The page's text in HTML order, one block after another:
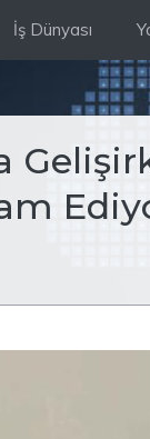
İş Dünyası